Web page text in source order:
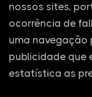
nossos sites,
ocorrência de
uma navegação
publicidade que
estatística as